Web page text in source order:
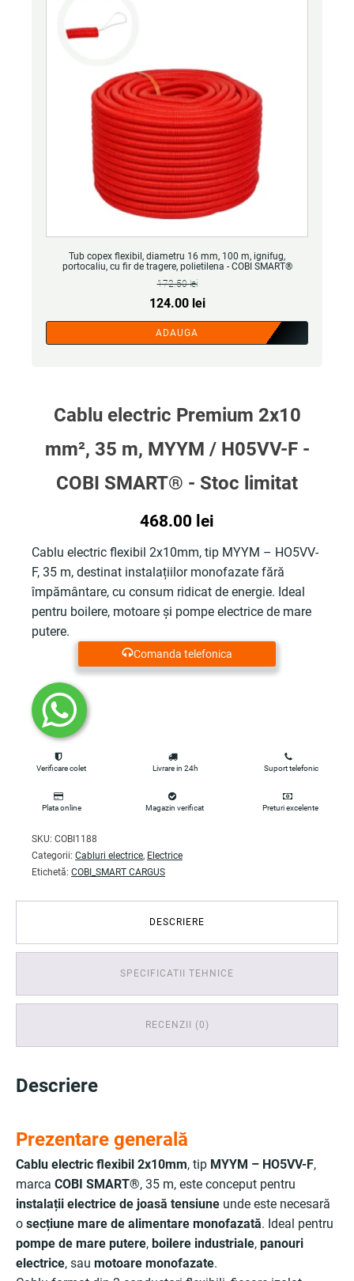
Tub copex flexibil, diametru 16 mm, 100 m, ignifug,
portocaliu, cu fir de tragere, polietilena - COBI SMART®
172.50lei
Prețul
inițial
a
124.00 leiPrețul
curent
este:
ADAUGA
Cablu electric Premium 2x10
mm², 35 m, MYYM / H05VV-F -
COBI SMART® - Stoc limitat
468.00 lei
Cablu electric flexibil 2x10mm, tip MYYM – HO5VV-
F, 35 m, destinat instalațiilor monofazate fără
împământare, cu consum ridicat de energie. Ideal
pentru boilere, motoare și pompe electrice de mare
putere.
Comanda telefonica
Verificare colet Livrare in 24h Suport telefonic
Plata online Magazin verificat Preturi excelente
SKU: COBI1188
Categorii: Cabluri electrice, Electrice
Etichetă: COBI_SMART CARGUS
DESCRIERE
SPECIFICATII TEHNICE
RECENZII (0)
Descriere
Prezentare generală
Cablu electric flexibil 2x10mm, tip MYYM – HO5VV-F,
marca COBI SMART®, 35 m, este conceput pentru
instalații electrice de joasă tensiune unde este necesară
o secțiune mare de alimentare monofazată. Ideal pentru
pompe de mare putere, boilere industriale, panouri
electrice, sau motoare monofazate.